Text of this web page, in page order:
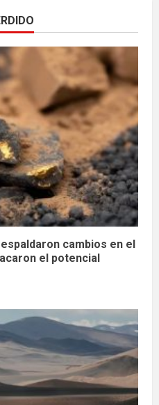
cambios en el
el potencial